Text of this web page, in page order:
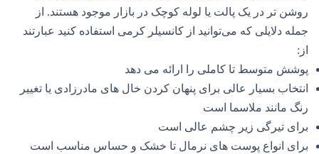
روشن تر در یک پالت یا لوله کوچک در بازار موجود هستند. از
جمله دلایلی که می‌توانید از کانسیلر کرمی استفاده کنید عبارتند
از:
پوشش متوسط ​​تا کاملی را ارائه می دهد
انتخاب بسیار عالی برای پنهان کردن خال های مادرزادی یا تغییر
رنگ مانند ملاسما است
برای تیرگی زیر چشم عالی است
برای انواع پوست های نرمال تا خشک و حساس مناسب است